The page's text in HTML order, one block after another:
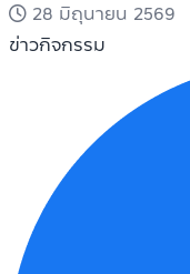
28 มิถุนายน 2569
ข่าวกิจกรรม